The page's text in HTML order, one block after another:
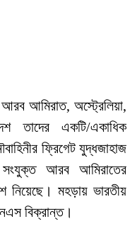
আরব আমিরাত, অস্ট্রেলিয়া,
তাদের একটি/একাধিক
ফ্রিগেট যুদ্ধজাহাজ
আরব আমিরাতের
নিয়েছে। মহড়ায় ভারতীয়
বিক্রান্ত।